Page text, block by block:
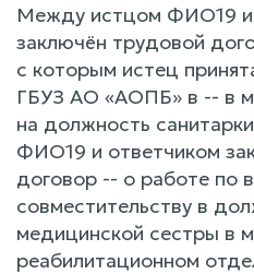
Между истцом ФИО19 и
заключён трудовой
с которым истец
ГБУЗ АО «АОПБ» в -- в
на должность
ФИО19 и ответчиком
договор -- о работе по
совместительству в
медицинской сестры в
реабилитационном